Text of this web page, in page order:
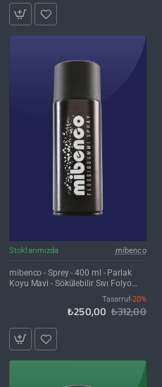
İNDIRIM'DE
Stoklarımızda mibenco
mibenco - Sprey - 400 ml - Parlak
Koyu Mavi - Sökülebilir Sıvı Folyo
Tasarruf-20%
₺250,00 ₺312,00